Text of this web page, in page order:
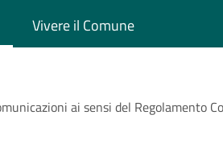
Vivere il Comune
ai sensi del